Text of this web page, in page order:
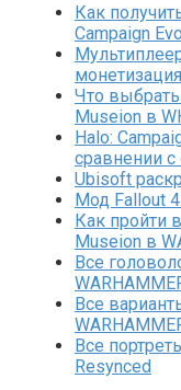
Как
Campaign
Что
Museion в
Halo:
сравнении
Ubisoft
Мод Fallout
Как пройти
Museion в
Все
Все
Все
Resynced